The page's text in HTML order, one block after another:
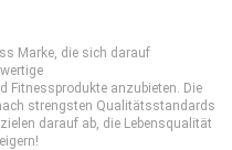
Marke, die sich darauf
Fitnessprodukte anzubieten. Die
strengsten Qualitätsstandards
darauf ab, die Lebensqualität